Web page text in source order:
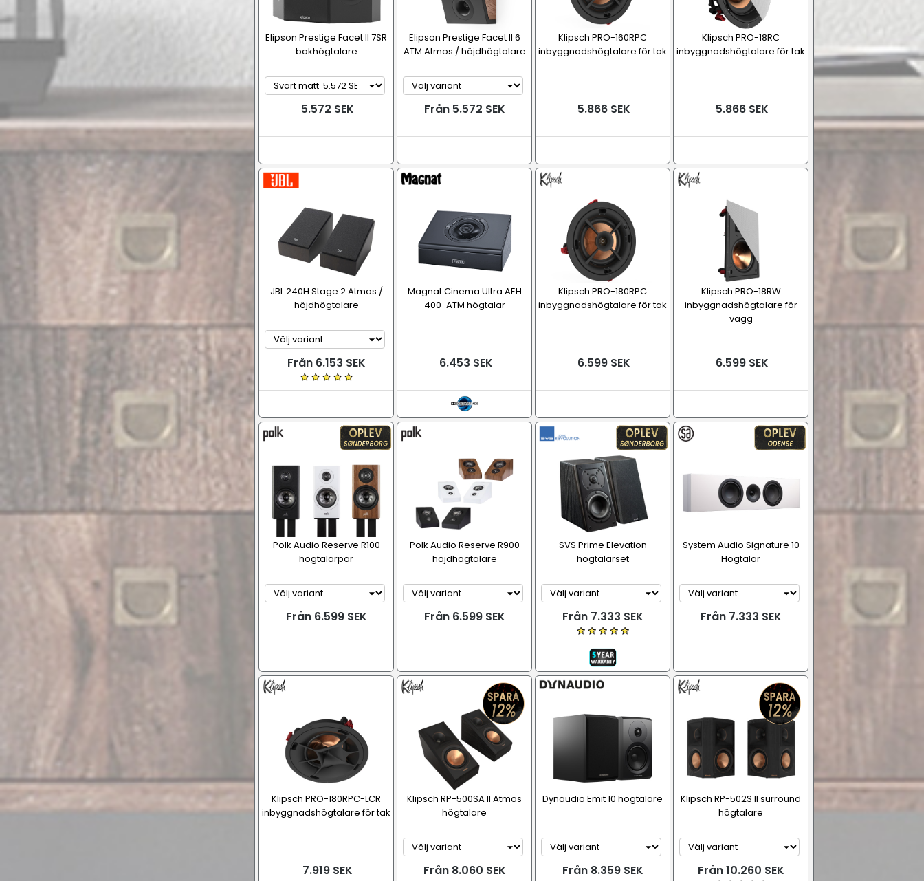
Elipson Prestige Facet II 7SR
bakhögtalare
5.572 SEK
Elipson Prestige Facet II 6
ATM Atmos / höjdhögtalare
Från 5.572 SEK
Klipsch PRO-160RPC
inbyggnadshögtalare för tak
5.866 SEK
Klipsch PRO-18RC
inbyggnadshögtalare för tak
5.866 SEK
JBL 240H Stage 2 Atmos /
höjdhögtalare
Från 6.153 SEK
Magnat Cinema Ultra AEH
400-ATM högtalar
6.453 SEK
Klipsch PRO-180RPC
inbyggnadshögtalare för tak
6.599 SEK
Klipsch PRO-18RW
inbyggnadshögtalare för
vägg
6.599 SEK
Polk Audio Reserve R100
högtalarpar
Från 6.599 SEK
Polk Audio Reserve R900
höjdhögtalare
Från 6.599 SEK
SVS Prime Elevation
högtalarset
Från 7.333 SEK
System Audio Signature 10
Högtalar
Från 7.333 SEK
Klipsch PRO-180RPC-LCR
inbyggnadshögtalare för tak
7.919 SEK
Klipsch RP-500SA II Atmos
högtalare
Från 8.060 SEK
Dynaudio Emit 10 högtalare
Från 8.359 SEK
Klipsch RP-502S II surround
högtalare
Från 10.260 SEK